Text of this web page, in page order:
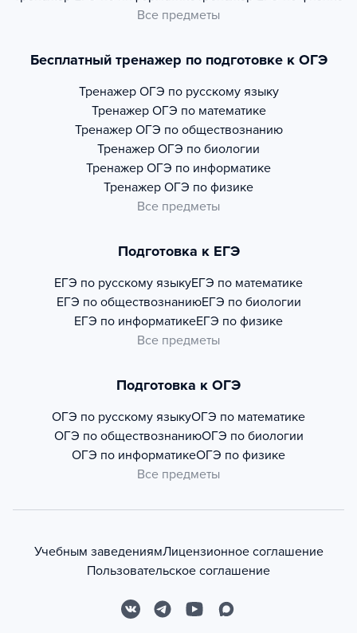
Все предметы
Бесплатный тренажер по подготовке к ОГЭ
Тренажер ОГЭ по русскому языку
Тренажер ОГЭ по математике
Тренажер ОГЭ по обществознанию
Тренажер ОГЭ по биологии
Тренажер ОГЭ по информатике
Тренажер ОГЭ по физике
Все предметы
Подготовка к ЕГЭ
ЕГЭ по русскому языкуЕГЭ по математике
ЕГЭ по обществознаниюЕГЭ по биологии
ЕГЭ по информатикеЕГЭ по физике
Все предметы
Подготовка к ОГЭ
ОГЭ по русскому языкуОГЭ по математике
ОГЭ по обществознаниюОГЭ по биологии
ОГЭ по информатикеОГЭ по физике
Все предметы
Учебным заведениямЛицензионное соглашение
Пользовательское соглашение